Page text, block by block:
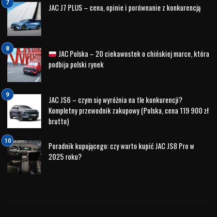
JAC J7 PLUS – cena, opinie i porównanie z konkurencją
JAC Polska – 20 ciekawostek o chińskiej marce, która
podbija polski rynek
JAC JS6 – czym się wyróżnia na tle konkurencji?
Kompletny przewodnik zakupowy (Polska, cena 119 900 zł
brutto)
Poradnik kupującego: czy warto kupić JAC JS8 Pro w
2025 roku?